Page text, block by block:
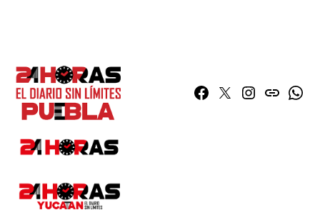
Facebook
TwitterInstagram
issuu